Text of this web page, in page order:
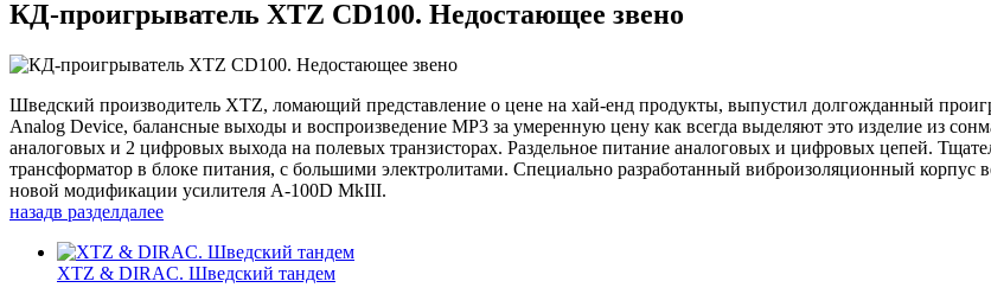
КД-проигрыватель XTZ CD100. Недостающее звено
Шведский производитель XTZ, ломающий представление о цене на хай-енд продукты, выпустил долгожданный
Analog Device, балансные выходы и воспроизведение МР3 за умеренную цену как всегда выделяют это изделие из
аналоговых и 2 цифровых выхода на полевых транзисторах. Раздельное питание аналоговых и цифровых цепей.
трансформатор в блоке питания, с большими электролитами. Специально разработанный виброизоляционный
новой модификации усилителя A-100D MkIII.
назадв разделдалее
XTZ & DIRAC. Шведский тандем